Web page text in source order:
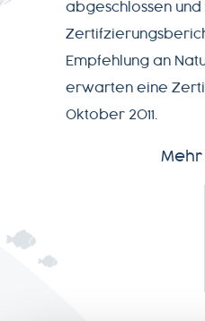
NEWSLETTER
abgeschlossen und
Empfehlung an
erwarten eine
Oktober 2011.
Mehr